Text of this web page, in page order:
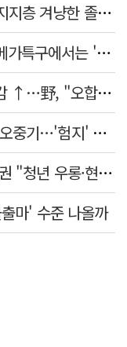
與 정치공학 논리로 밀어붙이기…"지지층 겨냥한 졸속 포퓰리즘 정책"
노조 편향 정책 쏟아낸 정부…호남 메가특구에서는 '반노조'?
오락가락·흔들리는 정책, 국정 불안감 ↑…野, "오합지졸"
민주당 TK 시·도당위원장에 박형룡·오중기…'험지' 총선 이끈다
황희 '버스 하우스' 제안 후폭풍…야권 "청년 우롱·현실 괴리" 총공세
마' 수준 나올까